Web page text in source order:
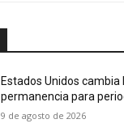
Estados Unidos cambia
permanencia para
9 de agosto de 2026